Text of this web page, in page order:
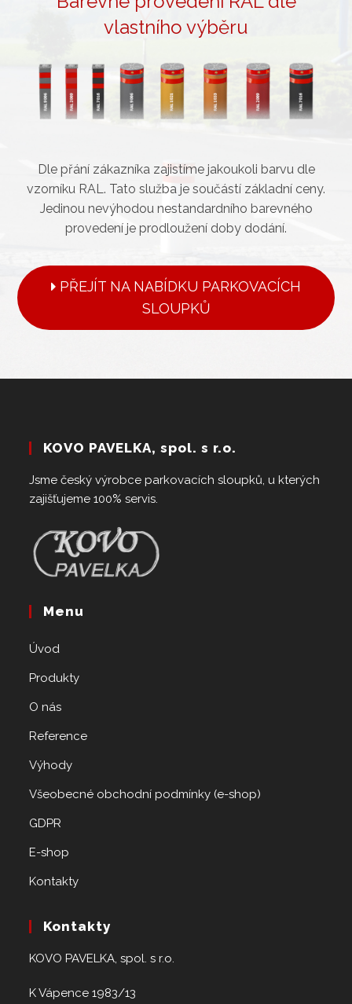
vlastního výběru
Dle přání zákazníka zajistíme jakoukoli barvu dle
vzorníku RAL. Tato služba je součástí základní ceny.
Jedinou nevýhodou nestandardního barevného
provedení je prodloužení doby dodání.
PŘEJÍT NA NABÍDKU PARKOVACÍCH
SLOUPKŮ
KOVO PAVELKA, spol. s r.o.
Jsme český výrobce parkovacích sloupků, u kterých
zajišťujeme 100% servis.
Menu
Úvod
Produkty
O nás
Reference
Výhody
Všeobecné obchodní podmínky (e-shop)
GDPR
E-shop
Kontakty
Kontakty
KOVO PAVELKA, spol. s r.o.
K Vápence 1983/13